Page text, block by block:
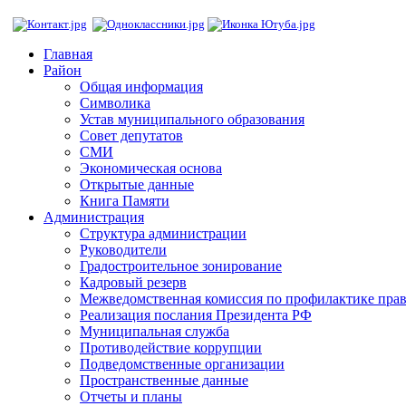
Главная
Район
Общая информация
Символика
Устав муниципального образования
Совет депутатов
СМИ
Экономическая основа
Открытые данные
Книга Памяти
Администрация
Структура администрации
Руководители
Градостроительное зонирование
Кадровый резерв
Межведомственная комиссия по профилактике
Реализация послания Президента РФ
Муниципальная служба
Противодействие коррупции
Подведомственные организации
Пространственные данные
Отчеты и планы